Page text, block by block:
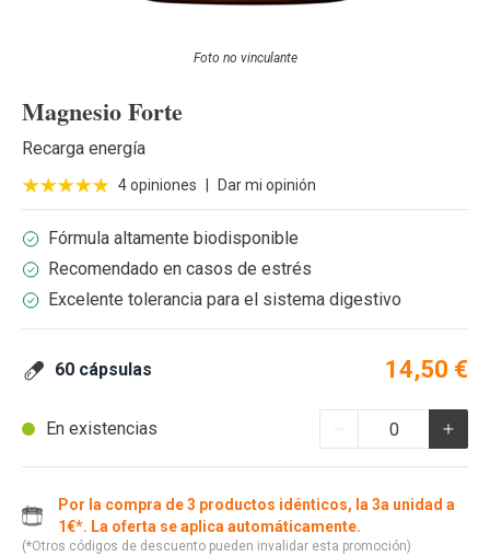
Foto no vinculante
Magnesio Forte
Recarga energía
4 opiniones Dar mi opinión
Fórmula altamente biodisponible
Recomendado en casos de estrés
Excelente tolerancia para el sistema digestivo
60 cápsulas 14,50 €
En existencias
Por la compra de 3 productos idénticos, la 3a unidad a
1€*. La oferta se aplica automáticamente.
(*Otros códigos de descuento pueden invalidar esta promoción)